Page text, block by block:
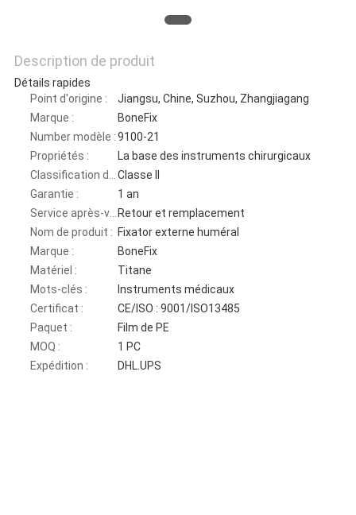
Description de produit
Détails rapides
Point d'origine :
Jiangsu, Chine, Suzhou, Zhangjiagang
Marque :
BoneFix
Number modèle :9100-21
Propriétés :
La base des instruments chirurgicaux
Classification d'instrument :Classe II
Garantie :
1 an
Service après-vente : Retour et remplacement
Nom de produit : Fixator externe huméral
Marque :
BoneFix
Matériel :
Titane
Mots-clés :
Instruments médicaux
Certificat :
CE/ISO : 9001/ISO13485
Paquet :
Film de PE
MOQ :
1 PC
Expédition :
DHL.UPS